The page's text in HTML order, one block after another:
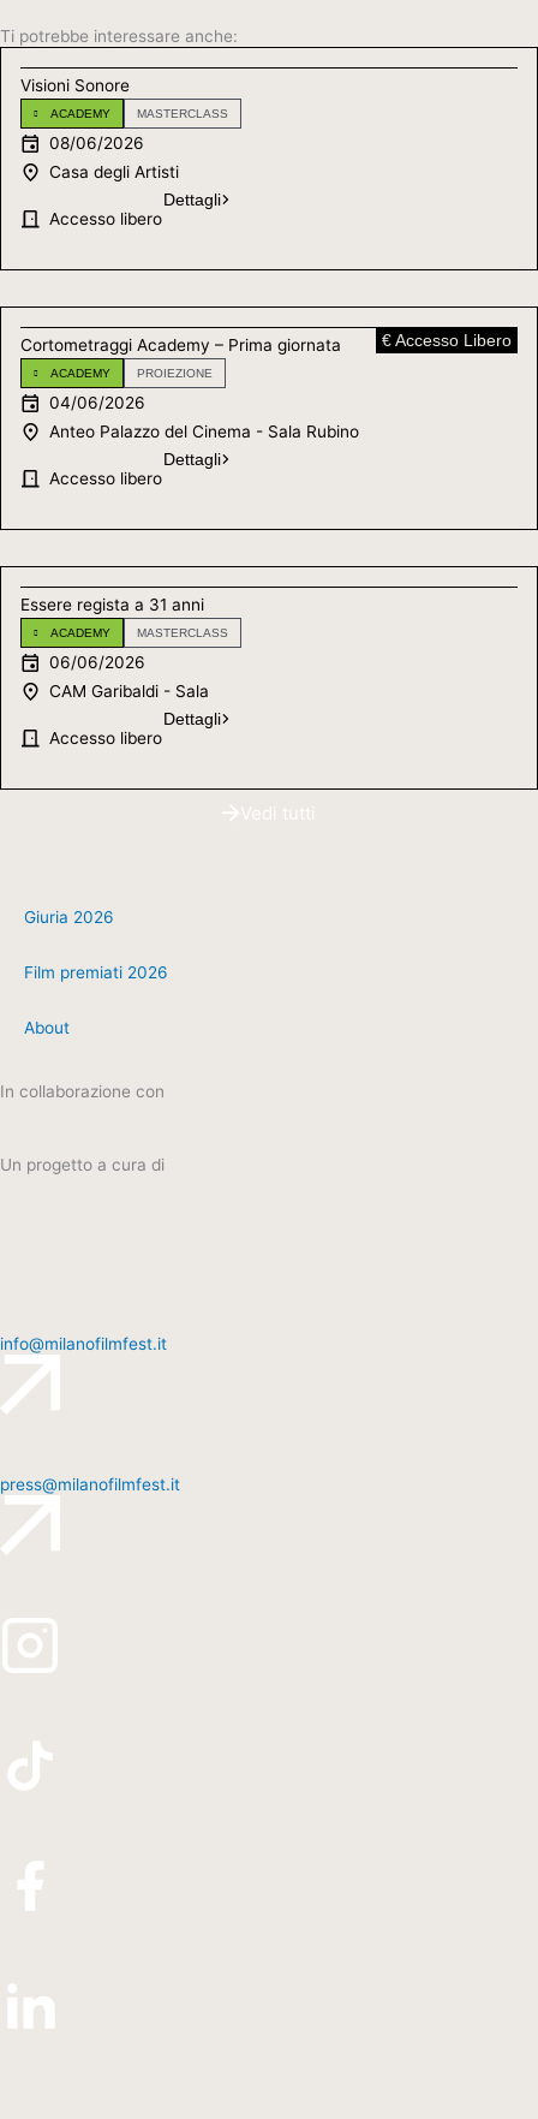
Ti potrebbe interessare anche:
Visioni Sonore
ACADEMY MASTERCLASS
08/06/2026
Casa degli Artisti
Accesso libero
Dettagli
Cortometraggi Academy – Prima giornata € Accesso Libero
ACADEMY PROIEZIONE
04/06/2026
Anteo Palazzo del Cinema - Sala Rubino
Accesso libero
Dettagli
Essere regista a 31 anni
ACADEMY MASTERCLASS
06/06/2026
CAM Garibaldi - Sala
Accesso libero
Dettagli
Vedi tutti
Giuria 2026
Film premiati 2026
About
In collaborazione con
Un progetto a cura di
info@milanofilmfest.it
press@milanofilmfest.it